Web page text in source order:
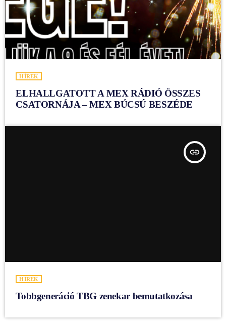
HÍREK
ELHALLGATOTT A MEX RÁDIÓ ÖSSZES
CSATORNÁJA – MEX BÚCSÚ BESZÉDE
insert_link
HÍREK
Tobbgeneráció TBG zenekar bemutatkozása